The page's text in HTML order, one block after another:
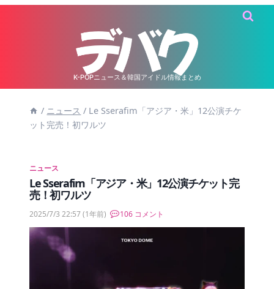
K-POPニュース＆韓国アイドル情報まとめ
/ ニュース / Le Sserafim「アジア・米」12公演チケ
ット完売！初ワルツ
ニュース
Le Sserafim「アジア・米」12公演チケット完
売！初ワルツ
2025/7/3 22:57(1年前) 106 コメント